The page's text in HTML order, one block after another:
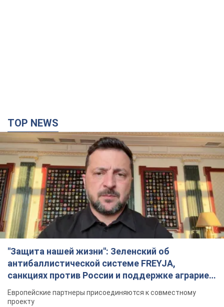
TOP NEWS
"Защита нашей жизни": Зеленский об
антибаллистической системе FREYJA,
санкциях против России и поддержке аграриев.
Видео
Европейские партнеры присоединяются к совместному
проекту